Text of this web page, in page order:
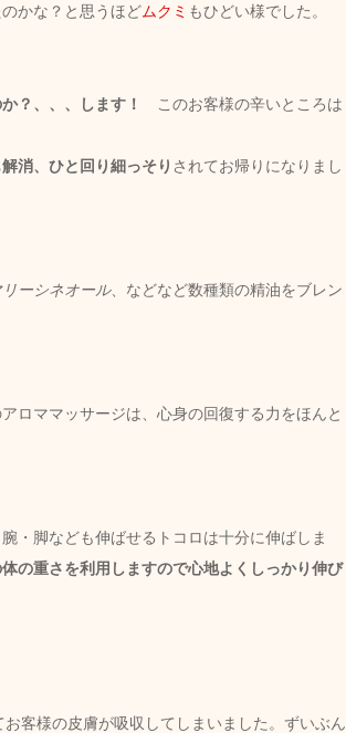
かな？と思うほどムクミ もひどい様でした。
？、、、します！
このお客様の辛いところは
消、ひと回り細っそり されてお帰りになりまし
ーシネオール、などなど数種類の精油をブレン
ロママッサージは、心身の回復する力をほんと
・脚なども伸ばせるトコロは十分に伸ばしま
の重さを利用しますので心地よくしっかり伸び
客様の皮膚が吸収してしまいました。ずいぶん